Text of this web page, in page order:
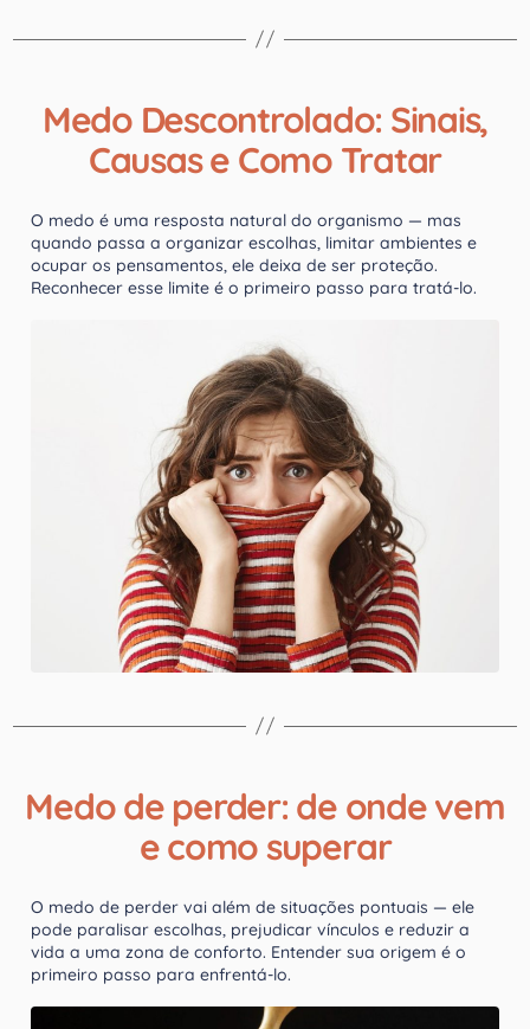
Medo Descontrolado: Sinais,
Causas e Como Tratar
O medo é uma resposta natural do organismo — mas
quando passa a organizar escolhas, limitar ambientes e
ocupar os pensamentos, ele deixa de ser proteção.
Reconhecer esse limite é o primeiro passo para tratá-lo.
Medo de perder: de onde vem
e como superar
O medo de perder vai além de situações pontuais — ele
pode paralisar escolhas, prejudicar vínculos e reduzir a
vida a uma zona de conforto. Entender sua origem é o
primeiro passo para enfrentá-lo.